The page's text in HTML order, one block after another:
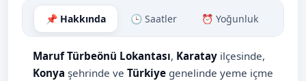
📌 Hakkında 🕒 Saatler ⏰ Yoğunluk
Maruf Türbeönü Lokantası, Karatay ilçesinde,
Konya şehrinde ve Türkiye genelinde yeme içme